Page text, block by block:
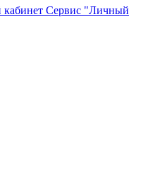
Сервис "Личный